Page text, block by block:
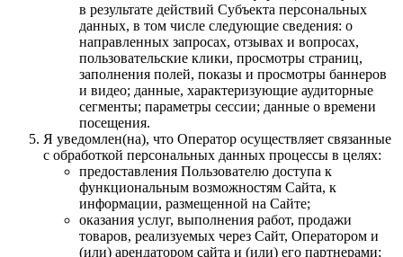
в результате действий Субъекта персональных
данных, в том числе следующие сведения: о
направленных запросах, отзывах и вопросах,
пользовательские клики, просмотры страниц,
заполнения полей, показы и просмотры баннеров
и видео; данные, характеризующие аудиторные
сегменты; параметры сессии; данные о времени
посещения.
Я уведомлен(на), что Оператор осуществляет связанные
с обработкой персональных данных процессы в целях:
предоставления Пользователю доступа к
функциональным возможностям Сайта, к
информации, размещенной на Сайте;
оказания услуг, выполнения работ, продажи
товаров, реализуемых через Сайт, Оператором и
(или) арендатором сайта и (или) его партнерами;